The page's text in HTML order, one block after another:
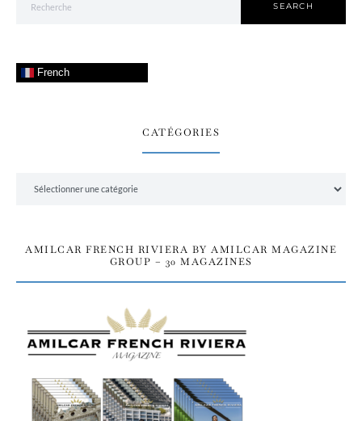
SEARCH
French
CATÉGORIES
AMILCAR FRENCH RIVIERA BY AMILCAR MAGAZINE
GROUP – 30 MAGAZINES